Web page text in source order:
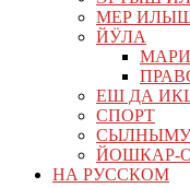
МЕР
ЙӰЛА
ЕШ ДА
СПОРТ
ЙОШКАР-
НА РУССКОМ